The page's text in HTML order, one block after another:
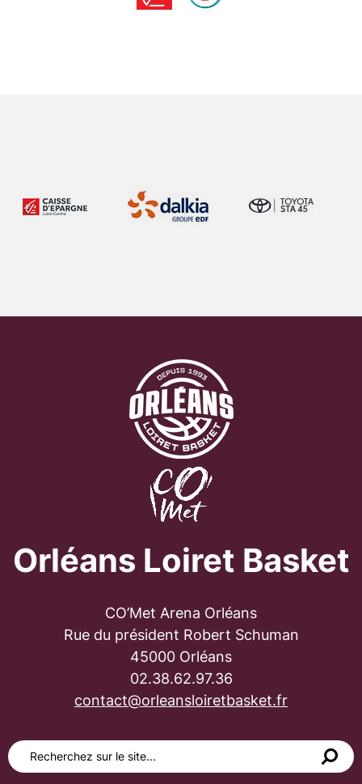
Orléans Loiret Basket
CO’Met Arena Orléans
Rue du président Robert Schuman
45000 Orléans
02.38.62.97.36
contact@orleansloiretbasket.fr